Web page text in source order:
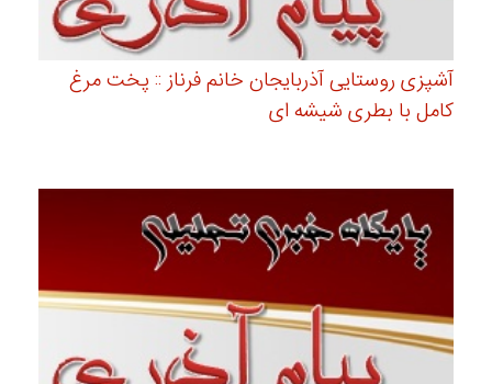
آشپزی روستایی آذربایجان خانم فرناز :: پخت مرغ
کامل با بطری شیشه ای